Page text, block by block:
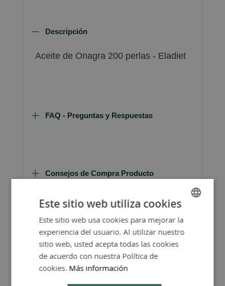
Descripción
Aceite de Onagra 200 perlas - Eladiet
FAQ - Preguntas y Respuestas
Consejos de Compra Producto
SPANISH
ENGLISH
Este sitio web utiliza cookies
Este sitio web usa cookies para mejorar la
experiencia del usuario. Al utilizar nuestro
sitio web, usted acepta todas las cookies
de acuerdo con nuestra Política de
cookies. Más información